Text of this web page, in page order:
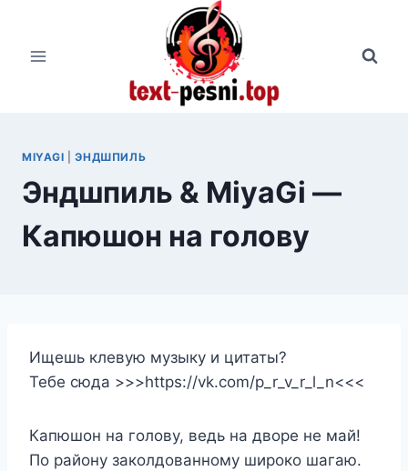
содержимому
MIYAGI |ЭНДШПИЛЬ
Эндшпиль & MiyaGi —
Капюшон на голову
Ищешь клевую музыку и цитаты?
Тебе сюда >>>https://vk.com/p_r_v_r_l_n<<<
Капюшон на голову, ведь на дворе не май!
По району заколдованному широко шагаю.